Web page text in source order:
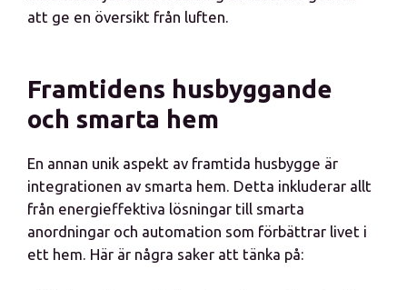
att ge en översikt från luften.
Framtidens husbyggande
och smarta hem
En annan unik aspekt av framtida husbygge är
integrationen av smarta hem. Detta inkluderar allt
från energieffektiva lösningar till smarta
anordningar och automation som förbättrar livet i
ett hem. Här är några saker att tänka på: